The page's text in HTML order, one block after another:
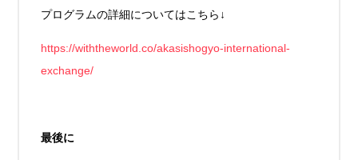
プログラムの詳細についてはこちら↓
https://withtheworld.co/akasishogyo-international-
exchange/
最後に